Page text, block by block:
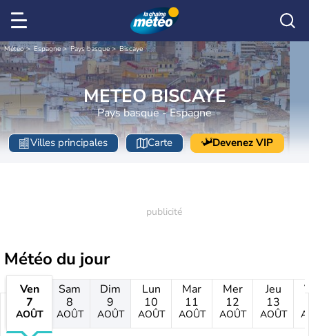
Météo Espagne Pays basque Biscaye
METEO BISCAYE
Pays basque - Espagne
Villes principales Carte Devenez VIP
Météo du jour
Ven
7
AOÛT
Sam
8
AOÛT
Dim
9
AOÛT
Lun
10
AOÛT
Mar
11
AOÛT
Mer
12
AOÛT
Jeu
13
AOÛT